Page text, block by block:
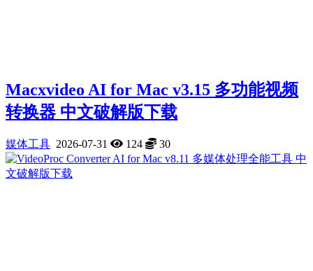
Macxvideo AI for Mac v3.15 多功能视频
转换器 中文破解版下载
媒体工具 2026-07-31 124 30